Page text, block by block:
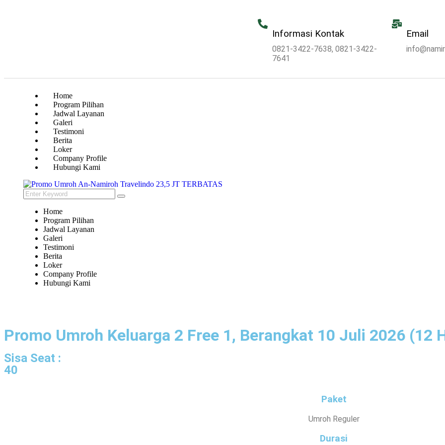
Informasi Kontak
0821-3422-7638, 0821-3422-
7641
Email
Home
Program Pilihan
Jadwal Layanan
Galeri
Testimoni
Berita
Loker
Company Profile
Hubungi Kami
Home
Program Pilihan
Jadwal Layanan
Galeri
Testimoni
Berita
Loker
Company Profile
Hubungi Kami
Promo Umroh Keluarga 2 Free 1, Berangkat 10 Juli 2026 (12
Sisa Seat :
40
Paket
Umroh Reguler
Durasi